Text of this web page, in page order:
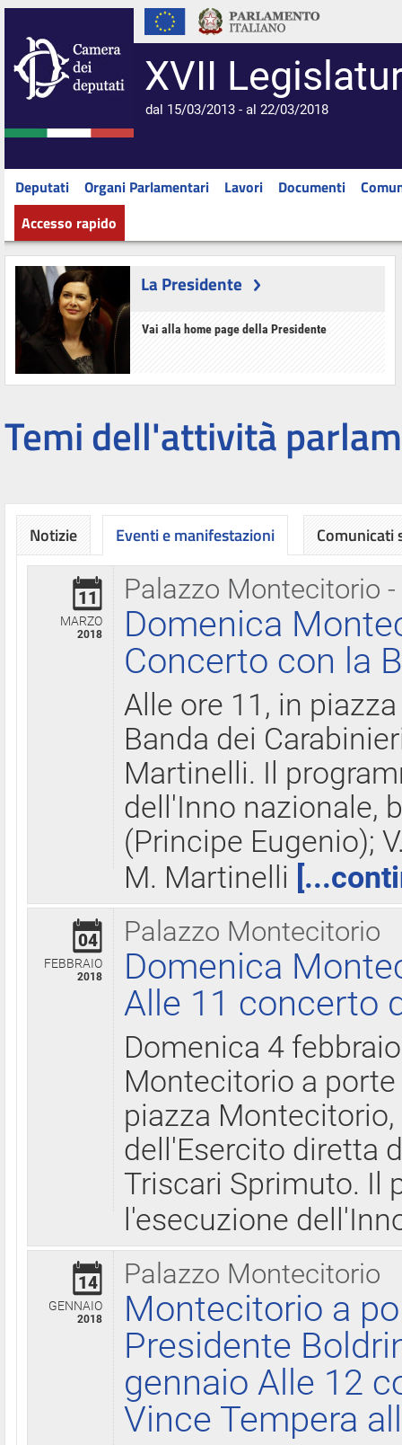
XVII
dal 15/03/2013 - al 22/03/2018
Deputati Organi Parlamentari Lavori Documenti
Accesso rapido
La Presidente
Vai alla home page della Presidente
Temi dell'attività
Notizie Eventi e manifestazioni
Palazzo Montecitorio
11
MARZO
2018
Domenica
Concerto con la
Alle ore 11, in
Banda dei
Martinelli. Il
dell'Inno nazionale,
(Principe Eugenio);
M. Martinelli
Palazzo Montecitorio
04
FEBBRAIO
2018
Domenica
Alle 11 concerto
Domenica 4
Montecitorio a
piazza
dell'Esercito diretta
Triscari Sprimuto. Il
l'esecuzione
Palazzo Montecitorio
14
GENNAIO
2018
Montecitorio a
Presidente
gennaio Alle 12
Vince Tempera
Comunicati